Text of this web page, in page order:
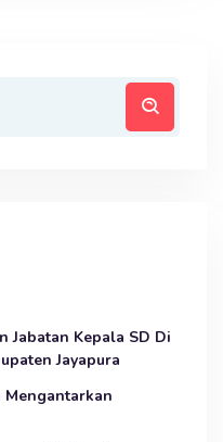
Jabatan Kepala SD Di
Jayapura
Mengantarkan